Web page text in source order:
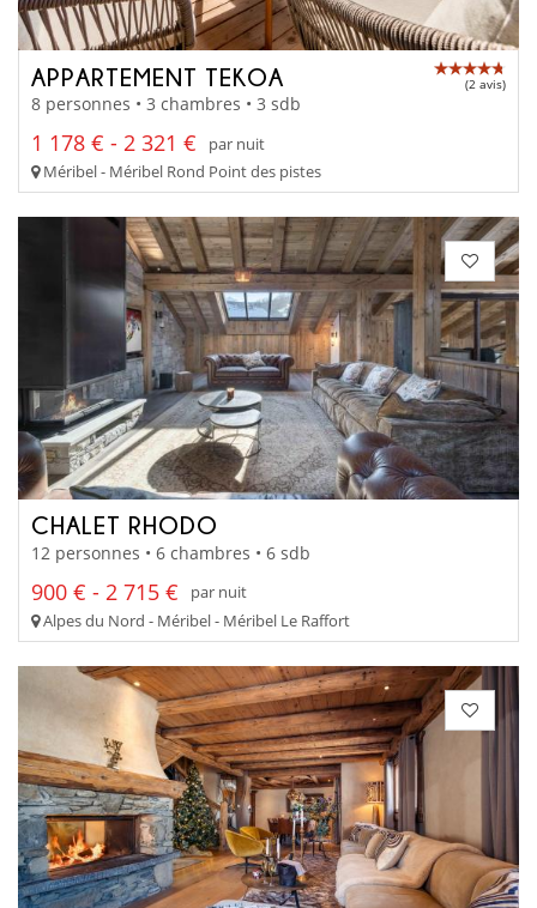
APPARTEMENT TEKOA (2 avis)
8 personnes • 3 chambres • 3 sdb
1 178 € - 2 321 €
par nuit
Méribel - Méribel Rond Point des pistes
CHALET RHODO
12 personnes • 6 chambres • 6 sdb
900 € - 2 715 €
par nuit
Alpes du Nord - Méribel - Méribel Le Raffort